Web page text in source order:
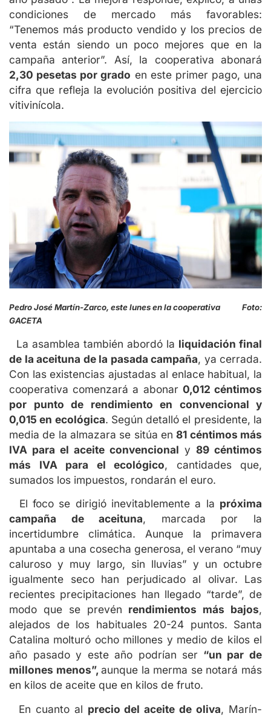
condiciones de mercado más favorables:
“Tenemos más producto vendido y los precios de
venta están siendo un poco mejores que en la
campaña anterior”. Así, la cooperativa abonará
2,30 pesetas por grado en este primer pago, una
cifra que refleja la evolución positiva del ejercicio
vitivinícola.
Pedro José Martín-Zarco, este lunes en la cooperativa Foto:
GACETA
La asamblea también abordó la liquidación final
de la aceituna de la pasada campaña, ya cerrada.
Con las existencias ajustadas al enlace habitual, la
cooperativa comenzará a abonar 0,012 céntimos
por punto de rendimiento en convencional y
0,015 en ecológica. Según detalló el presidente, la
media de la almazara se sitúa en81 céntimos más
IVA para el aceite convencional y 89 céntimos
más IVA para el ecológico, cantidades que,
sumados los impuestos, rondarán el euro.
El foco se dirigió inevitablemente a la próxima
campaña de aceituna, marcada por la
incertidumbre climática. Aunque la primavera
apuntaba a una cosecha generosa, el verano “muy
caluroso y muy largo, sin lluvias” y un octubre
igualmente seco han perjudicado al olivar. Las
recientes precipitaciones han llegado “tarde”, de
modo que se prevén rendimientos más bajos,
alejados de los habituales 20-24 puntos. Santa
Catalina molturó ocho millones y medio de kilos el
año pasado y este año podrían ser “un par de
millones menos”,aunque la merma se notará más
en kilos de aceite que en kilos de fruto.
En cuanto al precio del aceite de oliva, Marín-